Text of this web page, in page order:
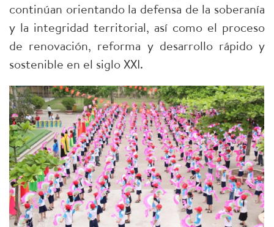
continúan orientando la defensa de la soberanía
y la integridad territorial, así como el proceso
de renovación, reforma y desarrollo rápido y
sostenible en el siglo XXI.